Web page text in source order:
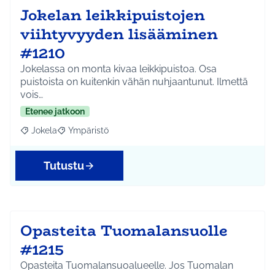
Jokelan leikkipuistojen
viihtyvyyden lisääminen
#1210
Jokelassa on monta kivaa leikkipuistoa. Osa
puistoista on kuitenkin vähän nuhjaantunut. Ilmettä
vois…
Etenee jatkoon
Rajaa tulokset aihepiirin mukaan: Jokela
Jokela Rajaa tulokset teeman mukaan: Ympäristö
Ympäristö
Tutustu
Opasteita Tuomalansuolle
#1215
Opasteita Tuomalansuoalueelle. Jos Tuomalan